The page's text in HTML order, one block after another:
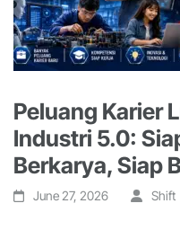
Peluang Karier
Industri 5.0:
Berkarya, Siap
June 27, 2026 Shift